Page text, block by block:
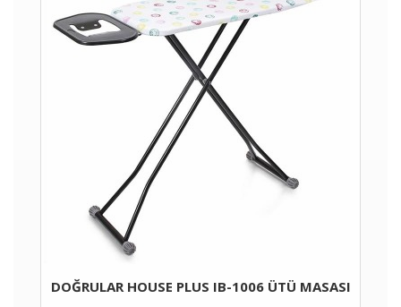
DOĞRULAR HOUSE PLUS IB-1006 ÜTÜ MASASI